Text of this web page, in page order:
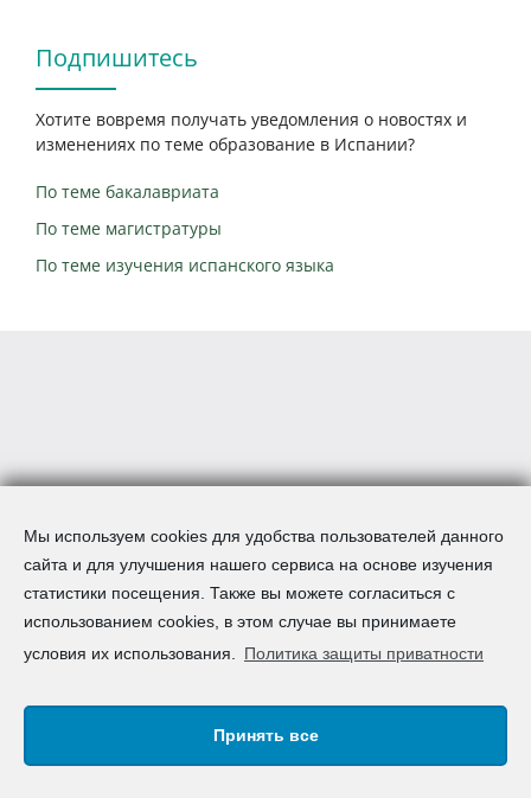
Мы используем cookies для удобства пользователей данного
сайта и для улучшения нашего сервиса на основе изучения
статистики посещения. Также вы можете согласиться с
использованием cookies, в этом случае вы принимаете
условия их использования.
Политика защиты приватности
Принять все
Подпишитесь
Хотите вовремя получать уведомления о новостях и
изменениях по теме образование в Испании?
По теме бакалавриата
По теме магистратуры
По теме изучения испанского языка
Авторское право © 2008-2026 AcademSpain S.L. | Все